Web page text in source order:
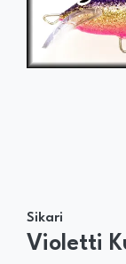
Sikari
Violetti